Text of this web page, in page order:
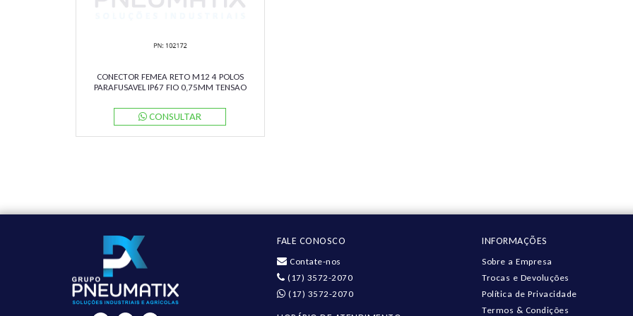
CONECTOR FEMEA RETO M12 4 POLOS
PARAFUSAVEL IP67 FIO 0,75MM TENSAO
PN:200770 PEPPERL
CONSULTAR
FALE CONOSCO
Contate-nos
(17) 3572-2070
(17) 3572-2070
INFORMAÇÕES
Sobre a Empresa
Trocas e Devoluções
Política de Privacidade
Termos & Condições